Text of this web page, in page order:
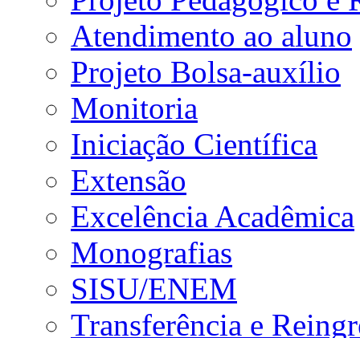
Atendimento ao aluno
Projeto Bolsa-auxílio
Monitoria
Iniciação Científica
Extensão
Excelência Acadêmica
Monografias
SISU/ENEM
Transferência e